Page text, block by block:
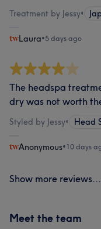
Treatment by Jessy•
Laura•5 days ago
The headspa
dry was not worth
Styled by Jessy• Head
Anonymous•10 days
Show more reviews...
Meet the team